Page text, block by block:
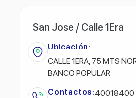
San Jose / Calle 1Era
Ubicación:
CALLE 1ERA, 75 MTS
BANCO POPULAR
Contactos:40018400